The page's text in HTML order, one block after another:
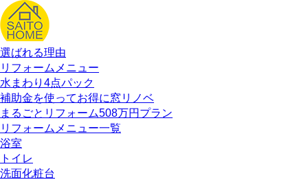
選ばれる理由
リフォームメニュー
水まわり4点パック
補助金を使ってお得に窓リノベ
まるごとリフォーム508万円プラン
リフォームメニュー一覧
浴室
トイレ
洗面化粧台